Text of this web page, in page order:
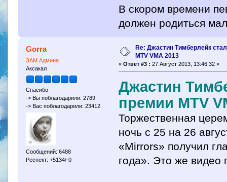
В скором времени
должен родиться
Gorra
ЗАМ Админа
Аксакал
Спасибо
-> Вы поблагодарили: 2789
-> Вас поблагодарили: 23412
Сообщений: 6488
Респект: +5134/-0
Re: Джастин Тимберлейк
MTV VMA 2013
«Ответ #3 : 27 Август 2013, 13:46:32 »
Джастин
премии MTV
Торжественная
ночь с 25 на 26
«Mirrors» получил
года». Это же